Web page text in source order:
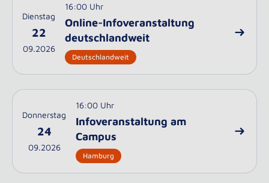
Dienstag
22
09.2026
16:00 Uhr
Online-Infoveranstaltung
deutschlandweit
Deutschlandweit
Donnerstag
24
09.2026
16:00 Uhr
Infoveranstaltung am
Campus
Hamburg